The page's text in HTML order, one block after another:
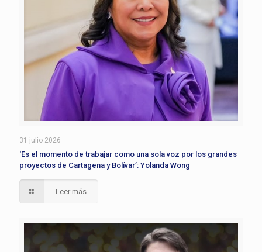
31 julio 2026
‘Es el momento de trabajar como una sola voz por los grandes
proyectos de Cartagena y Bolívar’: Yolanda Wong
Leer más